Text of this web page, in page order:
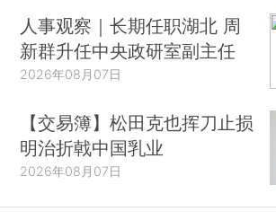
人事观察｜长期任职湖北 周
新群升任中央政研室副主任
2026年08月07日
【交易簿】松田克也挥刀止损
明治折戟中国乳业
2026年08月07日